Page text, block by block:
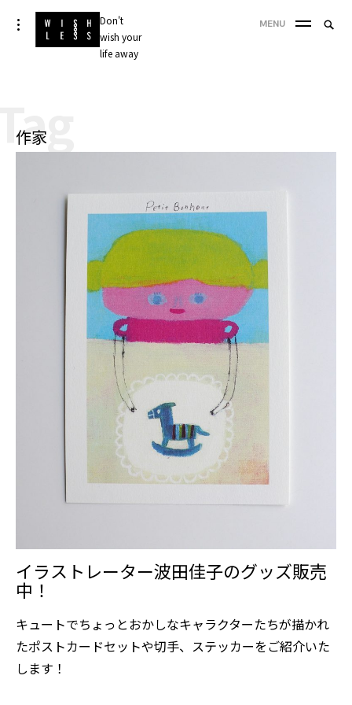
Skip
to
Don't
wish your
life away
toggle
open/close
sidebar
MENU
作家
イラストレーター波田佳子のグッズ販売
中！
キュートでちょっとおかしなキャラクターたちが描かれ
たポストカードセットや切手、ステッカーをご紹介いた
します！